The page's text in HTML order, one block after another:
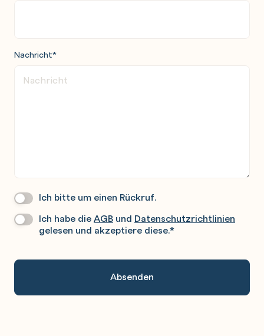
OneNote – Inhalte organisieren
Mit OneNote drucken
Nachricht*
Wir
Sie
Ich bitte um einen Rückruf.
Datenschutz*
Ich habe dieAGB und Datenschutzrichtlinien
gelesen und akzeptiere diese.*